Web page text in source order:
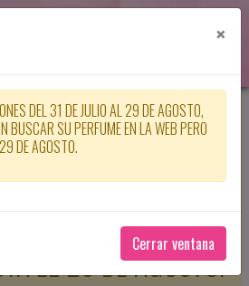
VACACIONES DEL 31
DE AGOSTO, EN
BUSCAR SU
LA WEB PERO NO
EL 29 DE AGOSTO.
×
DEL 31 DE JULIO AL 29 DE AGOSTO,
BUSCAR SU PERFUME EN LA WEB PERO
DE AGOSTO.
Cerrar ventana